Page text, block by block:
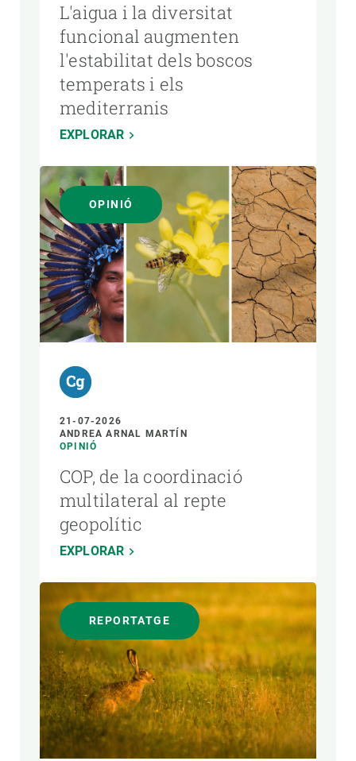
L'aigua i la diversitat
funcional augmenten
l'estabilitat dels boscos
temperats i els
mediterranis
EXPLORAR
OPINIÓ
21-07-2026
ANDREA ARNAL MARTÍN
OPINIÓ
COP, de la coordinació
multilateral al repte
geopolític
EXPLORAR
REPORTATGE